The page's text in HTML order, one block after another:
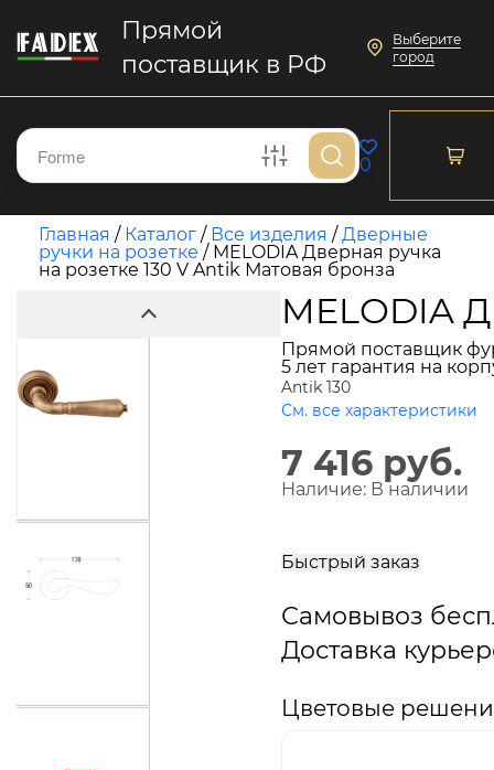
Прямой
поставщик в РФ
Выберите
город
0
Главная / Каталог / Все изделия /Дверные
ручки на розетке / MELODIA Дверная ручка
на розетке 130 V Antik Матовая бронза
MELODIA
Прямой поставщик
5 лет гарантия на
Antik 130
См. все характеристики
7 416 руб.
Наличие: В наличии
Быстрый заказ
Самовывоз
Доставка
Цветовые